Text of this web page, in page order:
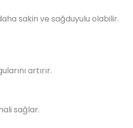
sakin ve sağduyulu olabilir.
artırır.
sağlar.